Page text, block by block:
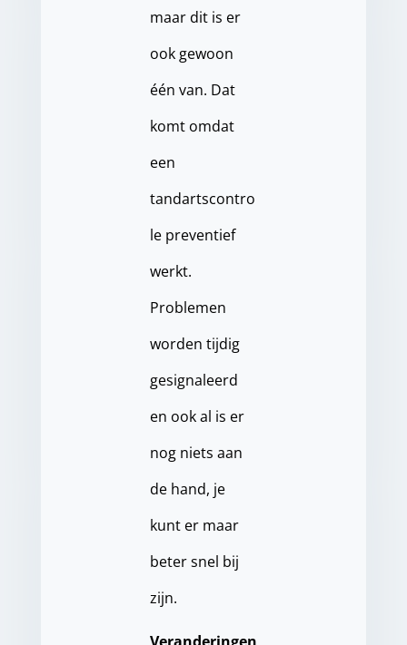
maar dit is er
ook gewoon
één van. Dat
komt omdat
een
tandartscontro
le preventief
werkt.
Problemen
worden tijdig
gesignaleerd
en ook al is er
nog niets aan
de hand, je
kunt er maar
beter snel bij
zijn.